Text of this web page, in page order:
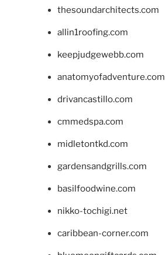
thesoundarchitects.com
allin1roofing.com
keepjudgewebb.com
anatomyofadventure.com
drivancastillo.com
cmmedspa.com
midletontkd.com
gardensandgrills.com
basilfoodwine.com
nikko-tochigi.net
caribbean-corner.com